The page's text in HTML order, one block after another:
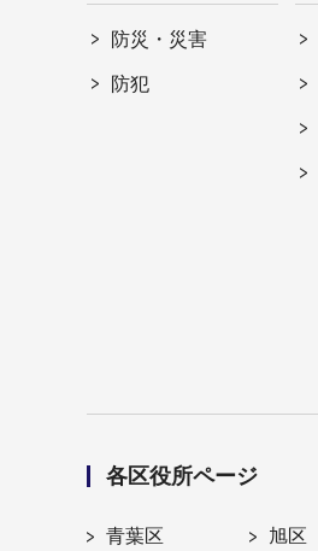
防災・災害
防犯
各区役所ページ
青葉区 旭区